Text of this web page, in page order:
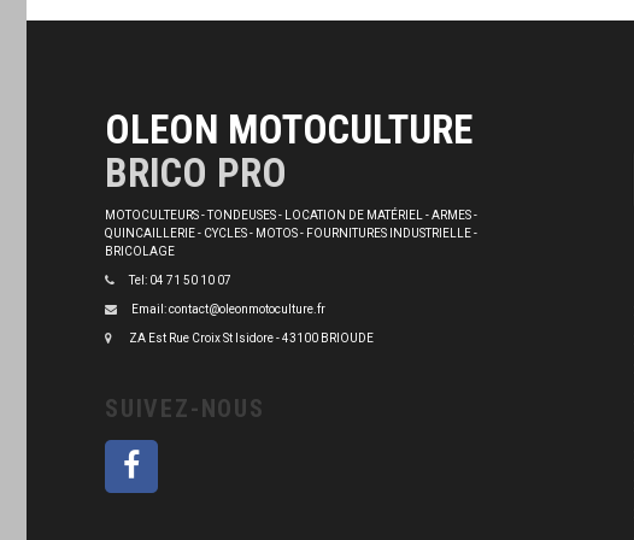
OLEON MOTOCULTURE
BRICO PRO
MOTOCULTEURS - TONDEUSES - LOCATION DE MATÉRIEL - ARMES -
QUINCAILLERIE - CYCLES - MOTOS - FOURNITURES INDUSTRIELLE -
BRICOLAGE
Tel: 04 71 50 10 07
Email: contact@oleonmotoculture.fr
ZA Est Rue Croix St Isidore - 43100 BRIOUDE
SUIVEZ-NOUS